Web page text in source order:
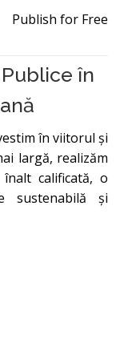
Publish for Free
în
în viitorul și
largă, realizăm
calificată, o
sustenabilă și